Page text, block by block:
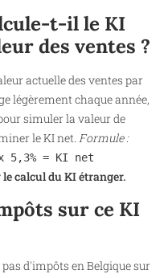
t-il le KI
des ventes ?
actuelle des ventes par
légèrement chaque année,
simuler la valeur de
le KI net. Formule :
5,3% = KI net
calcul du KI étranger.
sur ce KI
d'impôts en Belgique sur